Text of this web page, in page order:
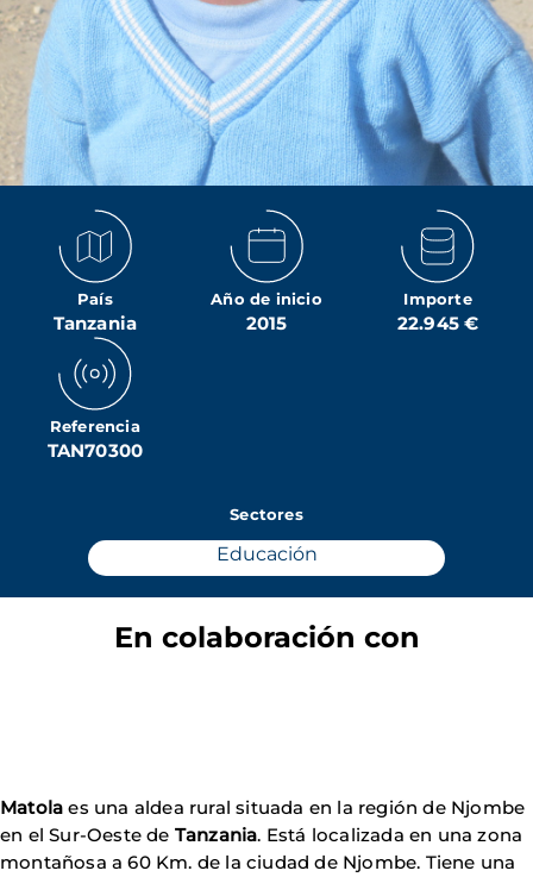
País
Tanzania
Año de inicio
2015
Importe
22.945 €
Referencia
TAN70300
Sectores
Educación
En colaboración con
Matola es una aldea rural situada en la región de Njombe
en el Sur-Oeste de Tanzania. Está localizada en una zona
montañosa a 60 Km. de la ciudad de Njombe. Tiene una